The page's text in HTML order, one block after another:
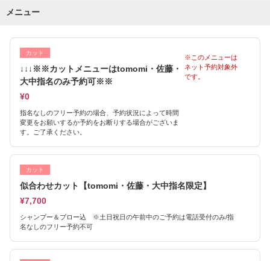
メニュー
カット
↓↓↓※※カットメニューはtomomi・佐藤・
大中指名のみ予約可※※
¥0
指名なしのフリー予約の場合、予約状況によって時間
変更をお願いするか予約をお断りする場合がございま
す。ご了承ください。
※このメニューは
ネット予約対象外
です。
カット
似合わせカット【tomomi・佐藤・大中指名限定】
¥7,700
シャンプー＆ブロー込 ※土日祝日の午前中のご予約は電話受付のみ/指
名なしのフリー予約不可